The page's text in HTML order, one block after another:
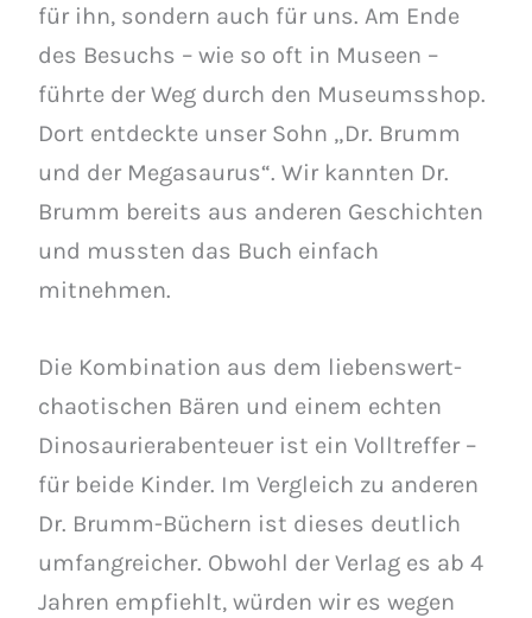
für ihn, sondern auch für uns. Am Ende
des Besuchs – wie so oft in Museen –
führte der Weg durch den Museumsshop.
Dort entdeckte unser Sohn „Dr. Brumm
und der Megasaurus“. Wir kannten Dr.
Brumm bereits aus anderen Geschichten
und mussten das Buch einfach
mitnehmen.
Die Kombination aus dem liebenswert-
chaotischen Bären und einem echten
Dinosaurierabenteuer ist ein Volltreffer –
für beide Kinder. Im Vergleich zu anderen
Dr. Brumm-Büchern ist dieses deutlich
umfangreicher. Obwohl der Verlag es ab 4
Jahren empfiehlt, würden wir es wegen